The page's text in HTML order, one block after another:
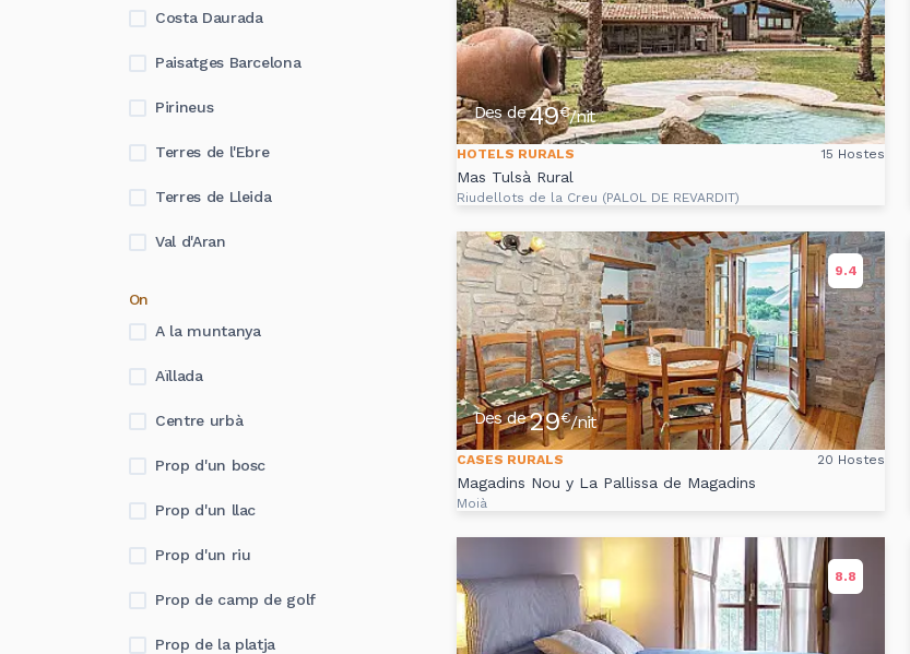
Costa Daurada
Paisatges Barcelona
Pirineus
Terres de l'Ebre
Terres de Lleida
Val d'Aran
On
A la muntanya
Aïllada
Centre urbà
Prop d'un bosc
Prop d'un llac
Prop d'un riu
Prop de camp de golf
Prop de la platja
Des de49€/nit
HOTELS RURALS 15 Hostes
Mas Tulsà Rural
Riudellots de la Creu (PALOL DE REVARDIT)
9.4
Des de29€/nit
CASES RURALS 20 Hostes
Magadins Nou y La Pallissa de Magadins
Moià
8.8